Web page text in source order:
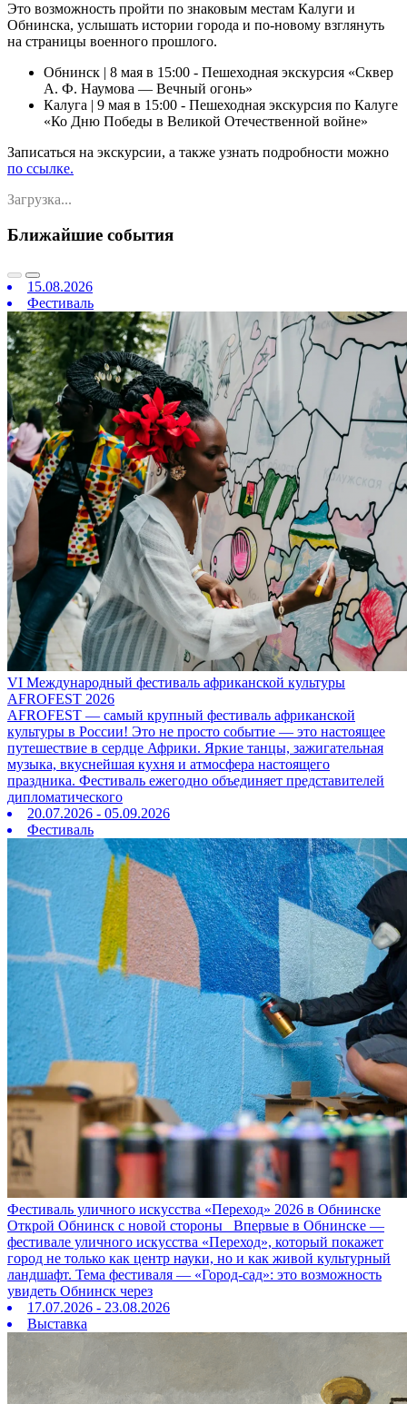
Это возможность пройти по знаковым местам Калуги и
Обнинска, услышать истории города и по-новому взглянуть
на страницы военного прошлого.
Обнинск | 8 мая в 15:00 - Пешеходная экскурсия «Сквер
А. Ф. Наумова — Вечный огонь»
Калуга | 9 мая в 15:00 - Пешеходная экскурсия по Калуге
«Ко Дню Победы в Великой Отечественной войне»
Записаться на экскурсии, а также узнать подробности можно
по ссылке.
Загрузка...
Ближайшие события
15.08.2026
Фестиваль
VI Международный фестиваль африканской культуры
AFROFEST 2026
AFROFEST — самый крупный фестиваль африканской
культуры в России! Это не просто событие — это настоящее
путешествие в сердце Африки. Яркие танцы, зажигательная
музыка, вкуснейшая кухня и атмосфера настоящего
праздника. Фестиваль ежегодно объединяет представителей
дипломатического
20.07.2026 - 05.09.2026
Фестиваль
Фестиваль уличного искусства «Переход» 2026 в Обнинске
Открой Обнинск с новой стороны Впервые в Обнинске —
фестивале уличного искусства «Переход», который покажет
город не только как центр науки, но и как живой культурный
ландшафт. Тема фестиваля — «Город‑сад»: это возможность
увидеть Обнинск через
17.07.2026 - 23.08.2026
Выставка